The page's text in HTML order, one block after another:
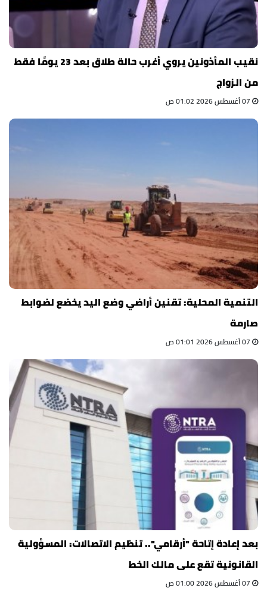
نقيب المأذونين يروي أغرب حالة طلاق بعد 23 يومًا فقط
من الزواج
التنمية المحلية: تقنين أراضي وضع اليد يخضع لضوابط
صارمة
بعد إعادة إتاحة "أرقامي".. تنظيم الاتصالات: المسؤولية
القانونية تقع على مالك الخط